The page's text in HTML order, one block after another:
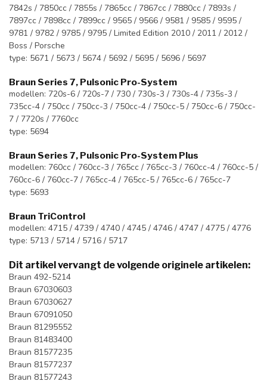
7842s / 7850cc / 7855s / 7865cc / 7867cc / 7880cc / 7893s /
7897cc / 7898cc / 7899cc / 9565 / 9566 / 9581 / 9585 / 9595 /
9781 / 9782 / 9785 / 9795 / Limited Edition 2010 / 2011 / 2012 /
Boss / Porsche
type: 5671 / 5673 / 5674 / 5692 / 5695 / 5696 / 5697
Braun Series 7, Pulsonic Pro-System
modellen: 720s-6 / 720s-7 / 730 / 730s-3 / 730s-4 / 735s-3 /
735cc-4 / 750cc / 750cc-3 / 750cc-4 / 750cc-5 / 750cc-6 / 750cc-
7 / 7720s / 7760cc
type: 5694
Braun Series 7, Pulsonic Pro-System Plus
modellen: 760cc / 760cc-3 / 765cc / 765cc-3 / 760cc-4 / 760cc-5 /
760cc-6 / 760cc-7 / 765cc-4 / 765cc-5 / 765cc-6 / 765cc-7
type: 5693
Braun TriControl
modellen: 4715 / 4739 / 4740 / 4745 / 4746 / 4747 / 4775 / 4776
type: 5713 / 5714 / 5716 / 5717
Dit artikel vervangt de volgende originele artikelen:
Braun 492-5214
Braun 67030603
Braun 67030627
Braun 67091050
Braun 81295552
Braun 81483400
Braun 81577235
Braun 81577237
Braun 81577243